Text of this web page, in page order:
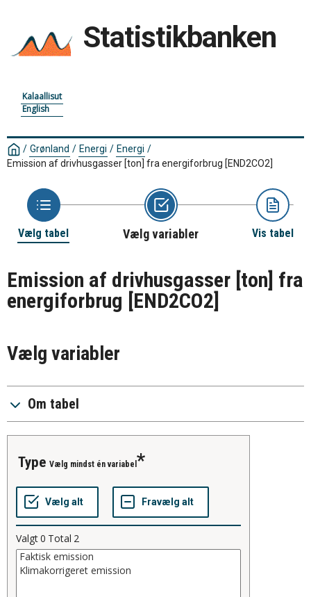
Statistikbanken
Kalaallisut
English
/ Grønland / Energi / Energi /
Emission af drivhusgasser [ton] fra energiforbrug [END2CO2]
Vælg tabel Vælg variabler Vis tabel
Emission af drivhusgasser [ton] fra
energiforbrug [END2CO2]
Vælg variabler
Om tabel
type Vælg mindst én variabel
Valgt0 Total 2